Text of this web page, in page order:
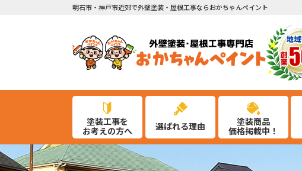
明石市・神戸市近郊で外壁塗装・屋根工事ならおかちゃんペイント
塗装工事を
お考えの方へ
選ばれる理由
塗装商品
価格掲載中！